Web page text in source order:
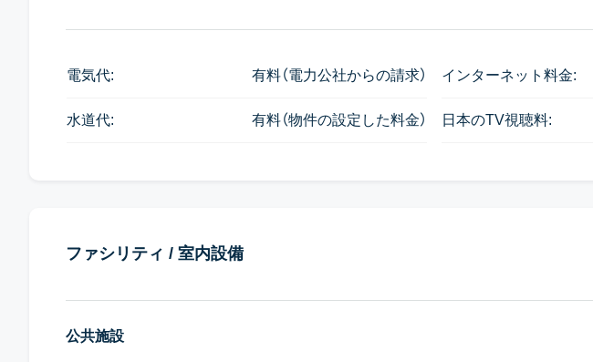
電気代: 有料（電力公社からの請求）
水道代: 有料（物件の設定した料金）
インターネット料金:
日本のTV視聴料:
ファシリティ / 室内設備
公共施設